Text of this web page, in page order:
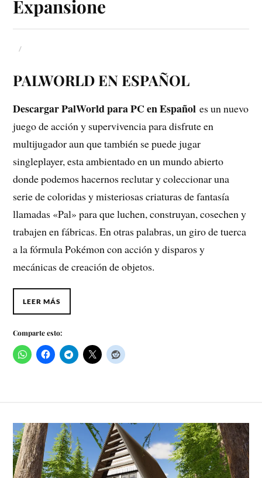
Expansione
PALWORLD EN ESPAÑOL
Descargar PalWorld para PC en Español es un nuevo
juego de acción y supervivencia para disfrute en
multijugador aun que también se puede jugar
singleplayer, esta ambientado en un mundo abierto
donde podemos hacernos reclutar y coleccionar una
serie de coloridas y misteriosas criaturas de fantasía
llamadas «Pal» para que luchen, construyan, cosechen y
trabajen en fábricas. En otras palabras, un giro de tuerca
a la fórmula Pokémon con acción y disparos y
mecánicas de creación de objetos.
LEER MÁS
Comparte esto: